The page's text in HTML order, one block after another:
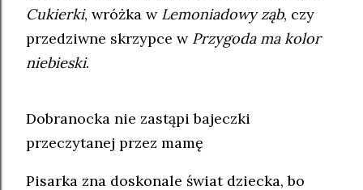
Cukierki, wróżka w Lemoniadowy ząb, czy
przedziwne skrzypce w Przygoda ma kolor
niebieski.
Dobranocka nie zastąpi bajeczki
przeczytanej przez mamę
Pisarka zna doskonale świat dziecka, bo